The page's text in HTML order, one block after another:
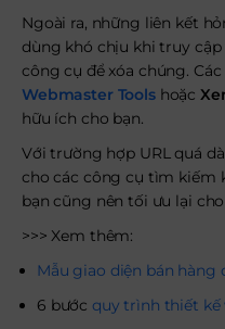
Ngoài ra, những liên kết
dùng khó chịu khi truy cập
công cụ để xóa chúng.
Webmaster Toolshoặc
hữu ích cho bạn.
Với trường hợp URL quá
cho các công cụ tìm kiếm
bạn cũng nên tối ưu lại
>>> Xem thêm:
Mẫu giao diện bán hàng
6 bướcquy trình thiết kế